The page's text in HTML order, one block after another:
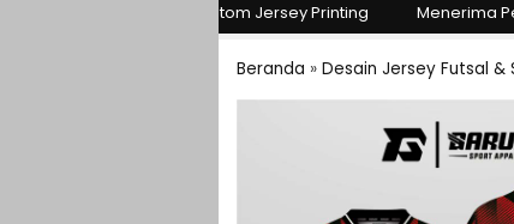
Custom Jersey Printing Menerima
Beranda » Desain Jersey Futsal &